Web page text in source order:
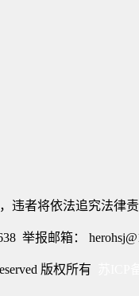
违者将依法追究法律
举报邮箱：
版权所有